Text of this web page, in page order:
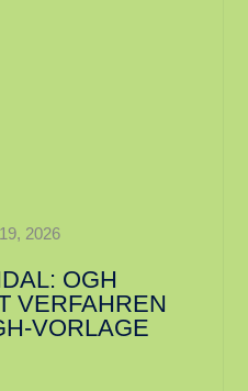
2026
OGH
VERFAHREN
VORLAGE